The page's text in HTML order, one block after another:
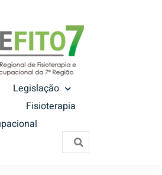
Legislação
Fisioterapia